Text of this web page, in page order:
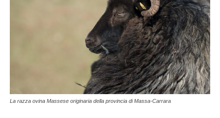
La razza ovina Massese originaria della provincia di Massa-Carrara